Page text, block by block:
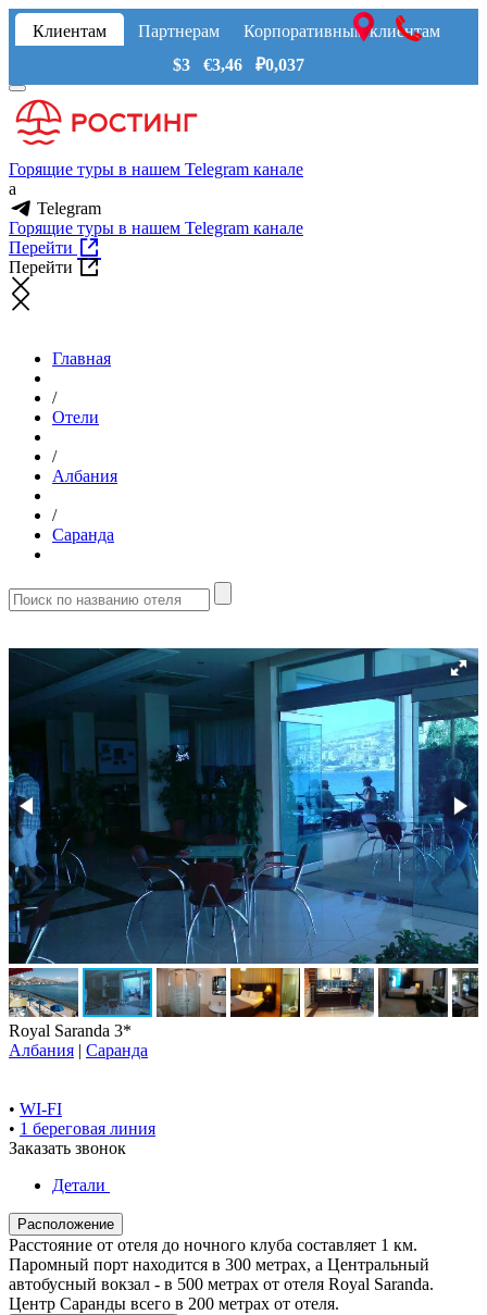
Клиентам Партнерам
Корпоративным клиентам
$3 €3,46 ₽0,037
Горящие туры в нашем Telegram канале
a
Telegram
Горящие туры в нашем Telegram канале
Перейти
Перейти
Главная
/
Отели
/
Албания
/
Саранда
Royal Saranda 3*
Албания | Саранда
• WI-FI
• 1 береговая линия
Заказать звонок
Детали
Расположение
Расстояние от отеля до ночного клуба составляет 1 км.
Паромный порт находится в 300 метрах, а Центральный
автобусный вокзал - в 500 метрах от отеля Royal Saranda.
Центр Саранды всего в 200 метрах от отеля.